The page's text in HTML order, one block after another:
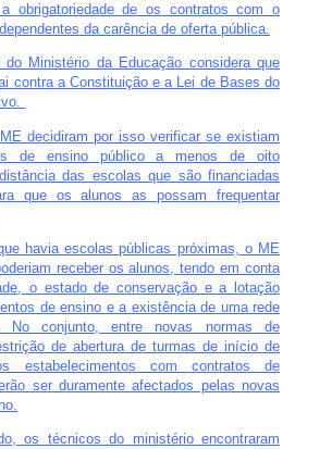
obrigatoriedade de os contratos com o
da carência de oferta pública.
Ministério da Educação considera que
contra a Constituição e a Lei de Bases do
decidiram por isso verificar se existiam
de ensino público a menos de oito
das escolas que são financiadas
que os alunos as possam frequentar
havia escolas públicas próximas, o ME
receber os alunos, tendo em conta
o estado de conservação e a lotação
de ensino e a existência de uma rede
No conjunto, entre novas normas de
de abertura de turmas de início de
estabelecimentos com contratos de
ser duramente afectados pelas novas
os técnicos do ministério encontraram